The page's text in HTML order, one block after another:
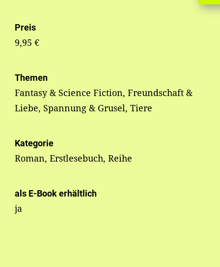
Preis
9,95 €
Themen
Fantasy & Science Fiction, Freundschaft &
Liebe, Spannung & Grusel, Tiere
Kategorie
Roman, Erstlesebuch, Reihe
als E-Book erhältlich
ja